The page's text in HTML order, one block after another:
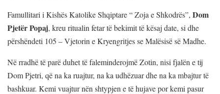
Famullitari i Kishës Katolike Shqiptare “ Zoja e Shkodrës”, Dom
Pjetër Popaj, kreu ritualin fetar të bekimit të kësaj date, si dhe
përshëndeti 105 – Vjetorin e Kryengritjes se Malësisë së Madhe.
Në rradhë të parë duhet të faleminderojmë Zotin, nisi fjalën e tij
Dom Pjetri, që na ka ruajtur, na ka udhëzuar dhe na ka mbajtur të
bashkuar. Kemi vuajtur nën shtypjen e të hujave por kemi pasur